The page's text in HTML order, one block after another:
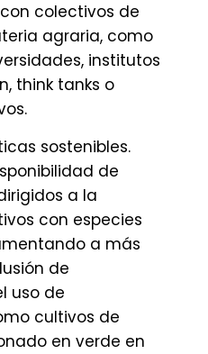
colectivos de
agraria, como
institutos
think tanks o
sostenibles.
de
a la
con especies
a más
de
uso de
cultivos de
en verde en